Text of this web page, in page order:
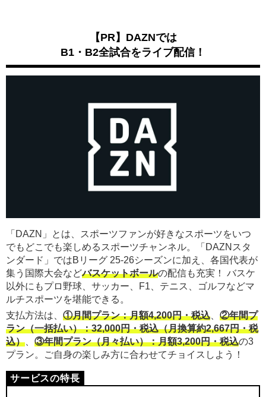
【PR】DAZNでは
B1・B2全試合をライブ配信！
「DAZN」とは、スポーツファンが好きなスポーツをいつ
でもどこでも楽しめるスポーツチャンネル。「DAZNスタ
ンダード」ではBリーグ 25-26シーズンに加え、各国代表が
集う国際大会などバスケットボールの配信も充実！ バスケ
以外にもプロ野球、サッカー、F1、テニス、ゴルフなどマ
ルチスポーツを堪能できる。
支払方法は、 ①月間プラン：月額4,200円・税込、 ②年間プ
ラン（一括払い）：32,000円・税込（月換算約2,667円・税
込）、 ③年間プラン（月々払い）：月額3,200円・税込の3
プラン。ご自身の楽しみ方に合わせてチョイスしよう！